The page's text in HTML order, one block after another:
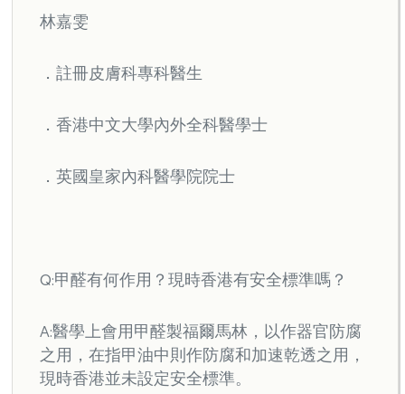
林嘉雯
．註冊皮膚科專科醫生
．香港中文大學內外全科醫學士
．英國皇家內科醫學院院士
Q:甲醛有何作用？現時香港有安全標準嗎？
A:醫學上會用甲醛製福爾馬林，以作器官防腐
之用，在指甲油中則作防腐和加速乾透之用，
現時香港並未設定安全標準。